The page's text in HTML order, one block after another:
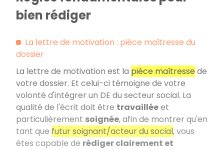
bien rédiger
La lettre de motivation : pièce maîtresse du
dossier
La lettre de motivation est la pièce maîtresse de
votre dossier. Et celui-ci témoigne de votre
volonté d'intégrer un DE du secteur social. La
qualité de l'écrit doit être travailléeet
particulièrement soignée, afin de montrer qu'en
tant que futur soignant/acteur du social, vous
êtes capable de rédiger clairement et